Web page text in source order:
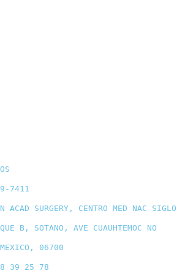
7411
SURGERY, CENTRO MED NAC SIGLO
B, SOTANO, AVE CUAUHTEMOC NO
06700
39 25 78